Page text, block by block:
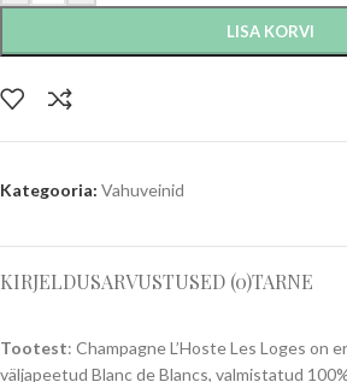
LISA KORVI
Kategooria: Vahuveinid
KIRJELDUSARVUSTUSED (0)TARNE
Tootest: Champagne L’Hoste Les Loges on
väljapeetud Blanc de Blancs, valmistatud